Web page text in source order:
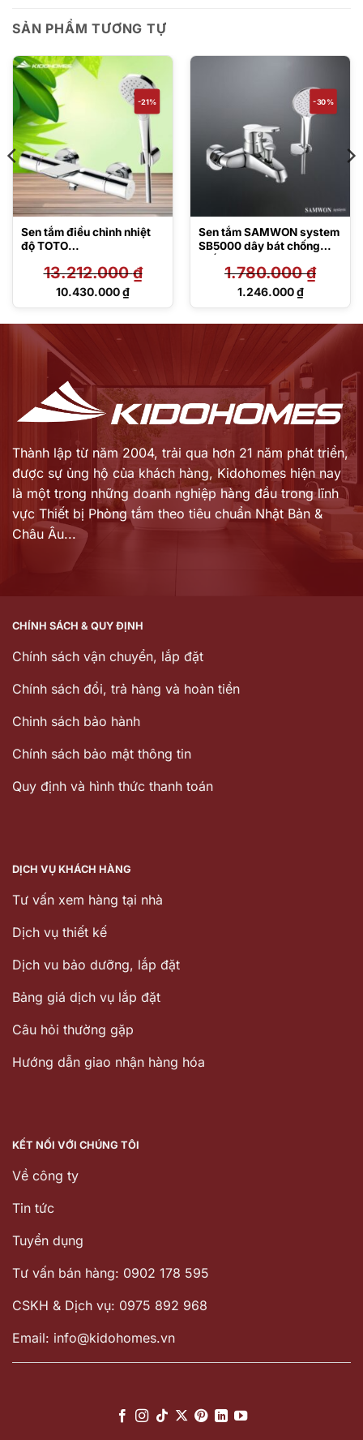
SẢN PHẨM TƯƠNG TỰ
-21%
Sen tắm điều chỉnh nhiệt
độ TOTO
13.212.000₫
Giá
10.430.000₫
Giá
-30%
Sen tắm SAMWON system
SB5000 dây bát chống
1.780.000₫
Giá
1.780.000 ₫.
1.246.000₫
Giá
1.246.000 ₫.
Thành lập từ năm 2004, trải qua hơn 21 năm phát triển,
được sự ủng hộ của khách hàng, Kidohomes hiện nay
là một trong những doanh nghiệp hàng đầu trong lĩnh
vực Thiết bị Phòng tắm theo tiêu chuẩn Nhật Bản &
Châu Âu...
CHÍNH SÁCH & QUY ĐỊNH
Chính sách vận chuyển, lắp đặt
Chính sách đổi, trả hàng và hoàn tiền
Chinh sách bảo hành
Chính sách bảo mật thông tin
Quy định và hình thức thanh toán
DỊCH VỤ KHÁCH HÀNG
Tư vấn xem hàng tại nhà
Dịch vụ thiết kế
Dịch vu bảo dưỡng, lắp đặt
Bảng giá dịch vụ lắp đặt
Câu hỏi thường gặp
Hướng dẫn giao nhận hàng hóa
KẾT NỐI VỚI CHÚNG TÔI
Về công ty
Tin tức
Tuyển dụng
Tư vấn bán hàng: 0902 178 595
CSKH & Dịch vụ: 0975 892 968
Email: info@kidohomes.vn